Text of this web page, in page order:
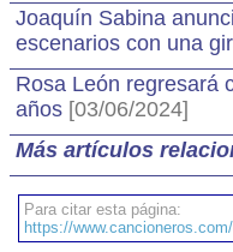
Joaquín Sabina
escenarios con una
Rosa León regresará
años [03/06/2024]
Más artículos
Para citar esta página:
https://